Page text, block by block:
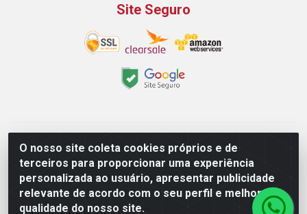
O nosso site coleta cookies próprios e de
terceiros para proporcionar uma experiência
personalizada ao usuário, apresentar publicidade
relevante de acordo com o seu perfil e melhorar a
qualidade do nosso site.
Site Seguro
Padeirão Comércio de Produtos Para Panificação LTDA -
Rodovia Empresario João Santos Filho, 2425, Gp B1 Bl. 02 -
Muribeca, Jaboatão dos Guararapes/PE - CEP 54.350-100 -
CNPJ 03.042.263/0001-51